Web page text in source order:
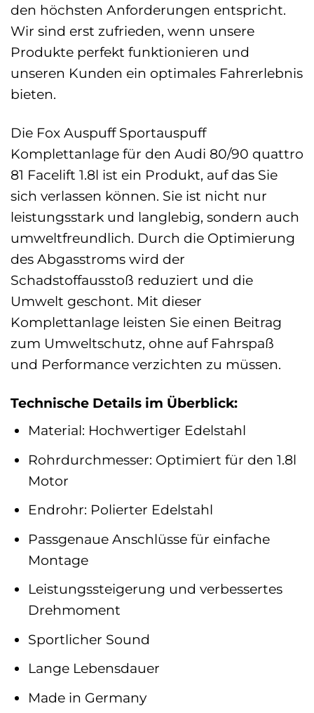
den höchsten Anforderungen entspricht.
Wir sind erst zufrieden, wenn unsere
Produkte perfekt funktionieren und
unseren Kunden ein optimales Fahrerlebnis
bieten.
Die Fox Auspuff Sportauspuff
Komplettanlage für den Audi 80/90 quattro
81 Facelift 1.8l ist ein Produkt, auf das Sie
sich verlassen können. Sie ist nicht nur
leistungsstark und langlebig, sondern auch
umweltfreundlich. Durch die Optimierung
des Abgasstroms wird der
Schadstoffausstoß reduziert und die
Umwelt geschont. Mit dieser
Komplettanlage leisten Sie einen Beitrag
zum Umweltschutz, ohne auf Fahrspaß
und Performance verzichten zu müssen.
Technische Details im Überblick:
Material: Hochwertiger Edelstahl
Rohrdurchmesser: Optimiert für den 1.8l
Motor
Endrohr: Polierter Edelstahl
Passgenaue Anschlüsse für einfache
Montage
Leistungssteigerung und verbessertes
Drehmoment
Sportlicher Sound
Lange Lebensdauer
Made in Germany